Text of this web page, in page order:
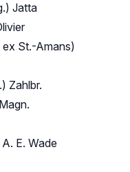
Jatta
ex St.-Amans)
Zahlbr.
E. Wade